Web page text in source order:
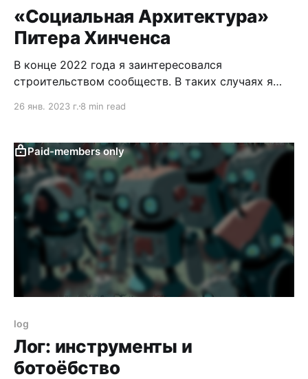
«Социальная Архитектура»
Питера Хинченса
В конце 2022 года я заинтересовался
строительством сообществ. В таких случаях я
сообществ написано довольно мало. Книга
26 янв. 2023 г. 8 min read
Paid-members only
log
Лог: инструменты и
ботоёбство